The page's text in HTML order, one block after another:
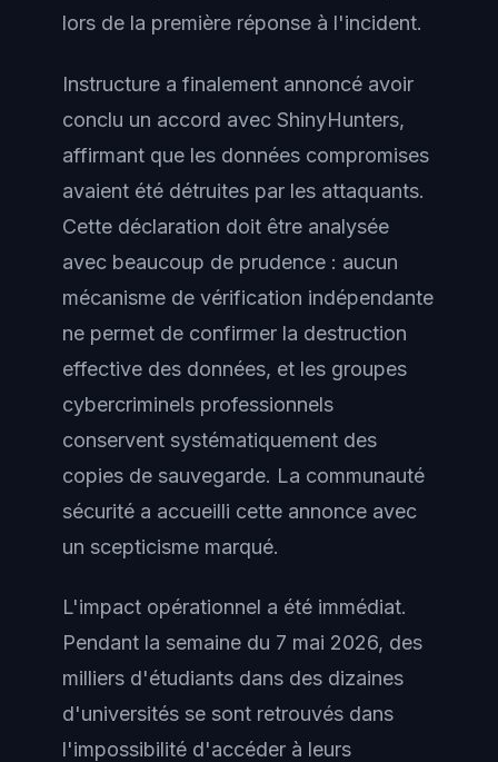
lors de la première réponse à l'incident.
Instructure a finalement annoncé avoir
conclu un accord avec ShinyHunters,
affirmant que les données compromises
avaient été détruites par les attaquants.
Cette déclaration doit être analysée
avec beaucoup de prudence : aucun
mécanisme de vérification indépendante
ne permet de confirmer la destruction
effective des données, et les groupes
cybercriminels professionnels
conservent systématiquement des
copies de sauvegarde. La communauté
sécurité a accueilli cette annonce avec
un scepticisme marqué.
L'impact opérationnel a été immédiat.
Pendant la semaine du 7 mai 2026, des
milliers d'étudiants dans des dizaines
d'universités se sont retrouvés dans
l'impossibilité d'accéder à leurs